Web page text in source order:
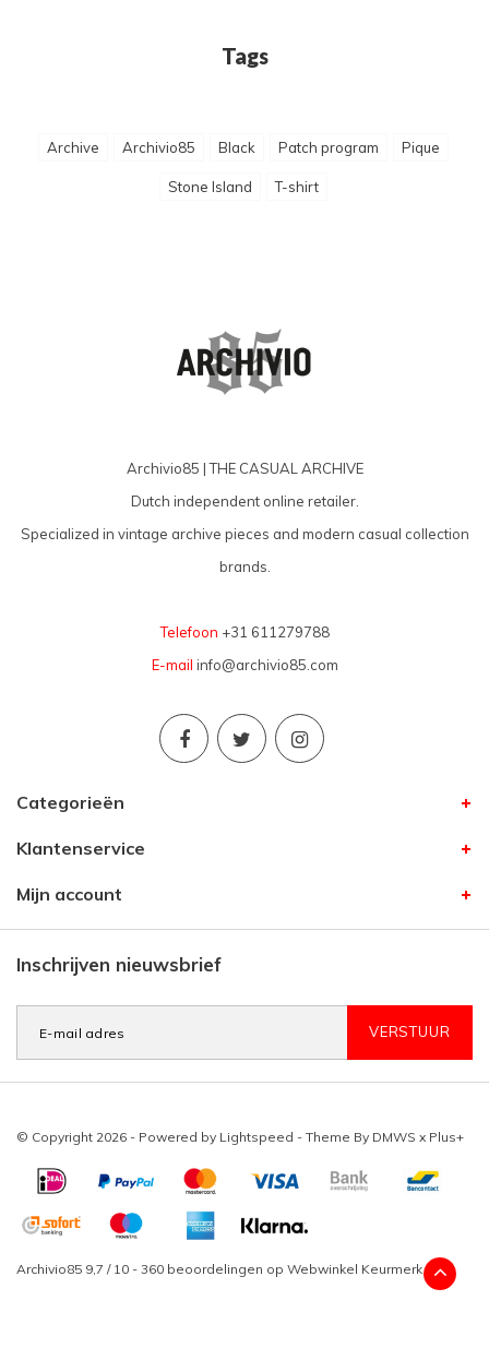
Tags
Archive Archivio85 Black Patch program Pique
Stone Island T-shirt
Archivio85 | THE CASUAL ARCHIVE
Dutch independent online retailer.
Specialized in vintage archive pieces and modern casual collection
brands.
Telefoon +31 611279788
E-mail info@archivio85.com
Categorieën
Klantenservice
Mijn account
Inschrijven nieuwsbrief
VERSTUUR
© Copyright 2026 - Powered by Lightspeed - Theme By DMWS x Plus+
Archivio85 9,7 / 10 - 360 beoordelingen op Webwinkel Keurmerk